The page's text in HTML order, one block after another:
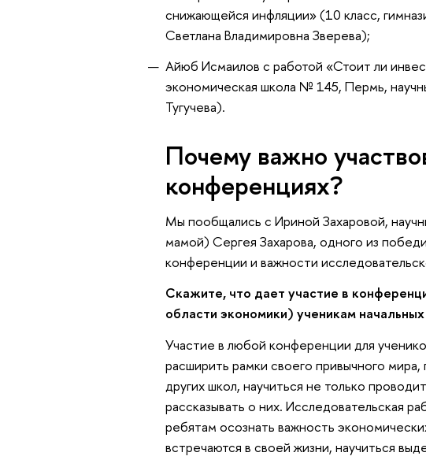
снижающейся инфляции» (10 класс,
Светлана Владимировна Зверева);
Айюб Исмаилов с работой «Стоит ли
экономическая школа № 145, Пермь,
Тугучева).
Почему важно
конференциях?
Мы пообщались с Ириной Захаровой,
мамой) Сергея Захарова, одного из
конференции и важности
Скажите, что дает участие в
области экономики) ученикам
Участие в любой конференции для
расширить рамки своего привычного
других школ, научиться не только
рассказывать о них. Исследовательская
ребятам осознать важность
встречаются в своей жизни, научиться